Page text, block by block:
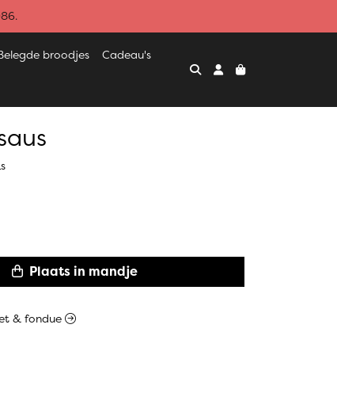
broodjes Cadeau's
Plaats in mandje
& fondue